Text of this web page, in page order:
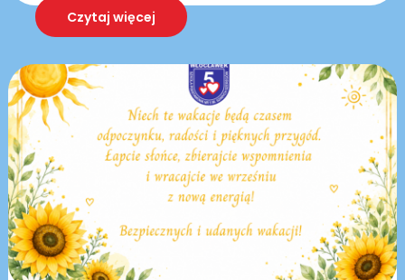
Czytaj więcej